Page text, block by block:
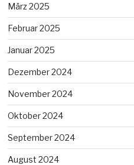
März 2025
Februar 2025
Januar 2025
Dezember 2024
November 2024
Oktober 2024
September 2024
August 2024